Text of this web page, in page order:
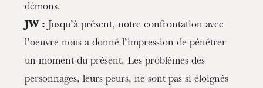
démons.
JW : Jusqu’à présent, notre confrontation avec
l’oeuvre nous a donné l’impression de pénétrer
un moment du présent. Les problèmes des
personnages, leurs peurs, ne sont pas si éloignés